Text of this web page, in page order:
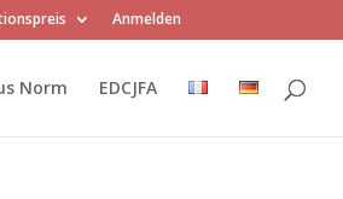
Anmelden
Norm EDCJFA